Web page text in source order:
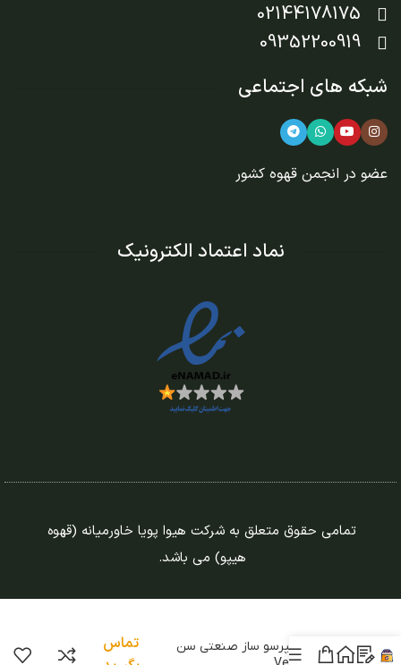
02144178175
09352200919
شبکه های اجتماعی
عضو در انجمن قهوه کشور
نماد اعتماد الکترونیک
تمامی حقوق متعلق به شرکت هیوا پویا خاورمیانه (قهوه
هیپو) می باشد.
دستگاه اسپرسو ساز صنعتی سن
تماس